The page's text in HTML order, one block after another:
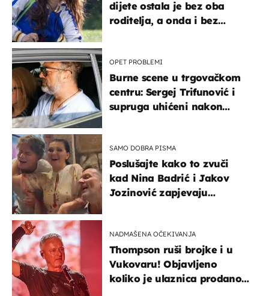
dijete ostala je bez oba
roditelja, a onda i bez
OPET PROBLEMI
Burne scene u trgovačkom
centru: Sergej Trifunović i
supruga uhićeni nakon
SAMO DOBRA PISMA
Poslušajte kako to zvuči
kad Nina Badrić i Jakov
Jozinović zapjevaju
NADMAŠENA OČEKIVANJA
Thompson ruši brojke i u
Vukovaru! Objavljeno
koliko je ulaznica prodano